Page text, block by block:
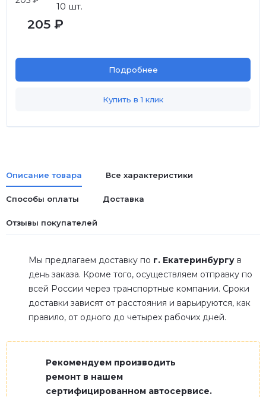
10 шт.
205 ₽
Подробнее
Купить в 1 клик
Описание товара Все характеристики
Способы оплаты Доставка
Отзывы покупателей
Мы предлагаем доставку по г. Екатеринбургу в
день заказа. Кроме того, осуществляем отправку по
всей России через транспортные компании. Сроки
доставки зависят от расстояния и варьируются, как
правило, от одного до четырех рабочих дней.
Рекомендуем производить
ремонт в нашем
сертифицированном автосервисе.